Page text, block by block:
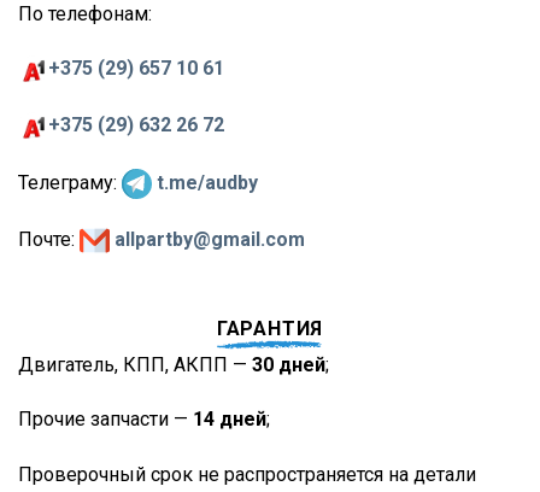
По телефонам:
+375 (29) 657 10 61
+375 (29) 632 26 72
Телеграму: t.me/audby
Почте: allpartby@gmail.com
ГАРАНТИЯ
Двигатель, КПП, АКПП — 30 дней;
Прочие запчасти — 14 дней;
Проверочный срок не распространяется на детали